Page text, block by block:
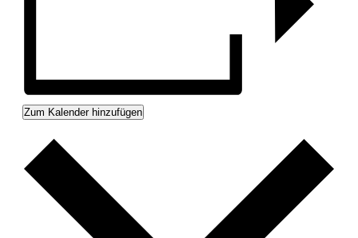
Zum Kalender hinzufügen